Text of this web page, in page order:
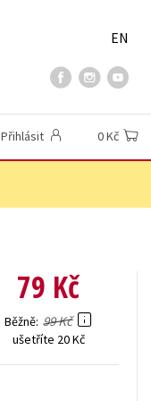
EN
Přihlásit 0 Kč
79 Kč
Běžně 99 Kč
ušetříte 20 Kč